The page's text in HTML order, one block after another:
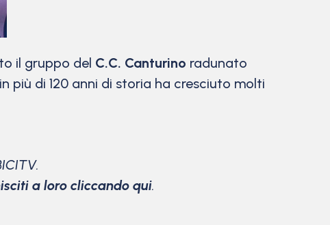
il gruppo del C.C. Canturino radunato
più di 120 anni di storia ha cresciuto molti
a loro cliccando qui.